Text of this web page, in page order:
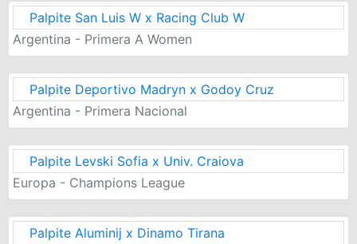
Palpite San Luis W x Racing Club W
Argentina - Primera A Women
Palpite Deportivo Madryn x Godoy Cruz
Argentina - Primera Nacional
Palpite Levski Sofia x Univ. Craiova
Europa - Champions League
Palpite Aluminij x Dinamo Tirana